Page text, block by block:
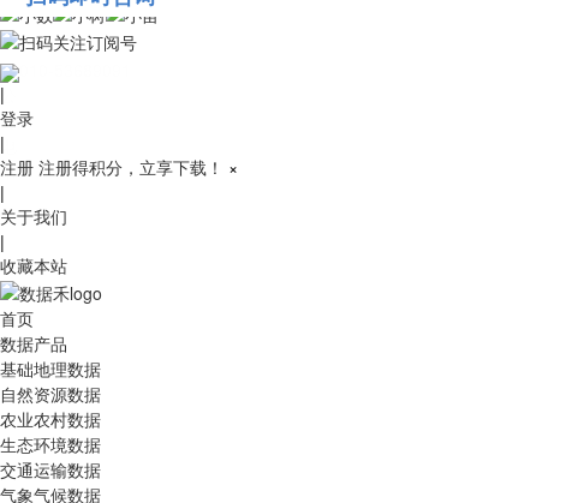
010-53689091
|
登录
|
注册 注册得积分，立享下载！ ×
|
关于我们
|
收藏本站
首页
数据产品
基础地理数据
自然资源数据
农业农村数据
生态环境数据
交通运输数据
气象气候数据